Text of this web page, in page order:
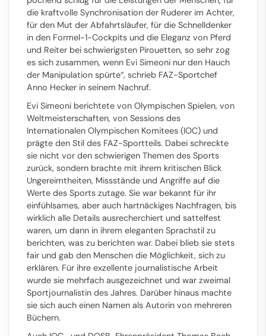
die kraftvolle Synchronisation der Ruderer im Achter,
für den Mut der Abfahrtsläufer, für die Schnelldenker
in den Formel-1-Cockpits und die Eleganz von Pferd
und Reiter bei schwierigsten Pirouetten, so sehr zog
es sich zusammen, wenn Evi Simeoni nur den Hauch
der Manipulation spürte“, schrieb FAZ-Sportchef
Anno Hecker in seinem Nachruf.
Evi Simeoni berichtete von Olympischen Spielen, von
Weltmeisterschaften, von Sessions des
Internationalen Olympischen Komitees (IOC) und
prägte den Stil des FAZ-Sportteils. Dabei schreckte
sie nicht vor den schwierigen Themen des Sports
zurück, sondern brachte mit ihrem kritischen Blick
Ungereimtheiten, Missstände und Angriffe auf die
Werte des Sports zutage. Sie war bekannt für ihr
einfühlsames, aber auch hartnäckiges Nachfragen, bis
wirklich alle Details ausrecherchiert und sattelfest
waren, um dann in ihrem eleganten Sprachstil zu
berichten, was zu berichten war. Dabei blieb sie stets
fair und gab den Menschen die Möglichkeit, sich zu
erklären. Für ihre exzellente journalistische Arbeit
wurde sie mehrfach ausgezeichnet und war zweimal
Sportjournalistin des Jahres. Darüber hinaus machte
sie sich auch einen Namen als Autorin von mehreren
Büchern.